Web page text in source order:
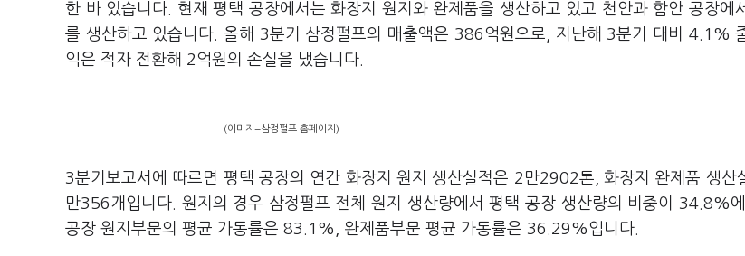
한 바 있습니다. 현재 평택 공장에서는 화장지 원지와 완제품을 생산하고 있고 천안과 함안 공장에
를 생산하고 있습니다. 올해 3분기 삼정펄프의 매출액은 386억원으로, 지난해 3분기 대비 4.1%
익은 적자 전환해 2억원의 손실을 냈습니다.
(이미지=삼정펄프 홈페이지)
3분기보고서에 따르면 평택 공장의 연간 화장지 원지 생산실적은 2만2902톤, 화장지 완제품 생
만356개입니다. 원지의 경우 삼정펄프 전체 원지 생산량에서 평택 공장 생산량의 비중이 34.8%
공장 원지부문의 평균 가동률은 83.1%, 완제품부문 평균 가동률은 36.29%입니다.